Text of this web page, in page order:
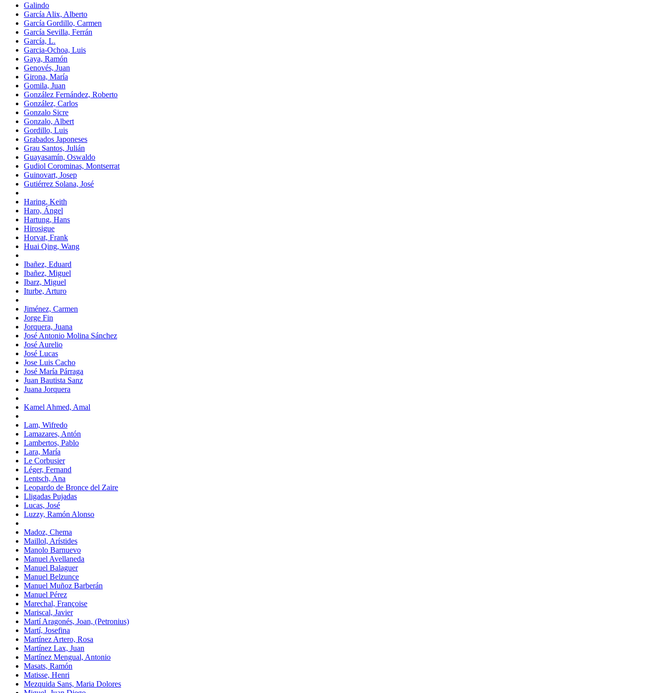
Galindo
García Alix, Alberto
García Gordillo, Carmen
García Sevilla, Ferrán
García, L.
Garcia-Ochoa, Luis
Gaya, Ramón
Genovés, Juan
Girona, María
Gomila, Juan
González Fernández, Roberto
González, Carlos
Gonzalo Sicre
Gonzalo, Albert
Gordillo, Luis
Grabados Japoneses
Grau Santos, Julián
Guayasamín, Oswaldo
Gudiol Corominas, Montserrat
Guinovart, Josep
Gutiérrez Solana, José
Haring, Keith
Haro, Ángel
Hartung, Hans
Hirosigue
Horvat, Frank
Huai Qing, Wang
Ibañez, Eduard
Ibañez, Miguel
Ibarz, Miguel
Iturbe, Arturo
Jiménez, Carmen
Jorge Fin
Jorquera, Juana
José Antonio Molina Sánchez
José Aurelio
José Lucas
Jose Luis Cacho
José María Párraga
Juan Bautista Sanz
Juana Jorquera
Kamel Ahmed, Amal
Lam, Wifredo
Lamazares, Antón
Lambertos, Pablo
Lara, María
Le Corbusier
Léger, Fernand
Lentsch, Ana
Leopardo de Bronce del Zaire
Lligadas Pujadas
Lucas, José
Luzzy, Ramón Alonso
Madoz, Chema
Maillol, Arístides
Manolo Barnuevo
Manuel Avellaneda
Manuel Balaguer
Manuel Belzunce
Manuel Muñoz Barberán
Manuel Pérez
Marechal, Françoise
Mariscal, Javier
Martí Aragonés, Joan, (Petronius)
Martí, Josefina
Martínez Artero, Rosa
Martínez Lax, Juan
Martínez Mengual, Antonio
Masats, Ramón
Matisse, Henri
Mezquida Sans, Maria Dolores